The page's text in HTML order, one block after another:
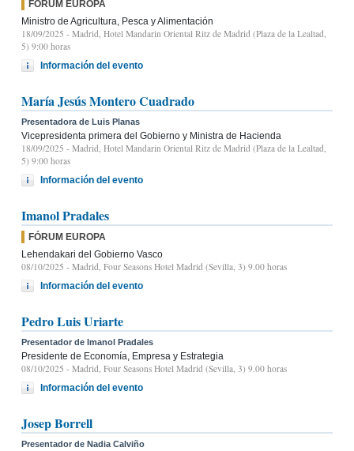
FÓRUM EUROPA
Ministro de Agricultura, Pesca y Alimentación
18/09/2025 - Madrid, Hotel Mandarin Oriental Ritz de Madrid (Plaza de la Lealtad,
5) 9:00 horas
Información del evento
María Jesús Montero Cuadrado
Presentadora de Luis Planas
Vicepresidenta primera del Gobierno y Ministra de Hacienda
18/09/2025 - Madrid, Hotel Mandarin Oriental Ritz de Madrid (Plaza de la Lealtad,
5) 9:00 horas
Información del evento
Imanol Pradales
FÓRUM EUROPA
Lehendakari del Gobierno Vasco
08/10/2025 - Madrid, Four Seasons Hotel Madrid (Sevilla, 3) 9.00 horas
Información del evento
Pedro Luis Uriarte
Presentador de Imanol Pradales
Presidente de Economía, Empresa y Estrategia
08/10/2025 - Madrid, Four Seasons Hotel Madrid (Sevilla, 3) 9.00 horas
Información del evento
Josep Borrell
Presentador de Nadia Calviño